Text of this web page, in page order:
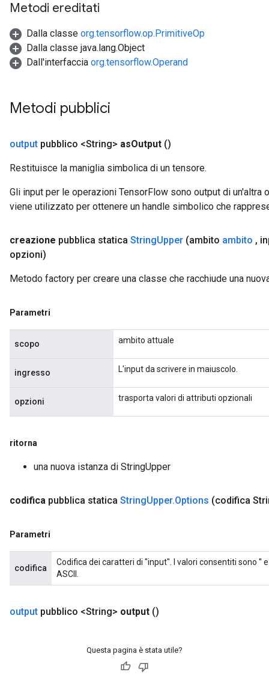
Metodi ereditati
Dalla classe org.tensorflow.op.PrimitiveOp
Dalla classe java.lang.Object
Dall'interfaccia org.tensorflow.Operand
Metodi pubblici
output pubblico <String> asOutput ()
Restituisce la maniglia simbolica di un tensore.
Gli input per le operazioni TensorFlow sono output di un'altra
viene utilizzato per ottenere un handle simbolico che
creazione pubblica statica StringUpper (ambito ambito ,
opzioni)
Metodo factory per creare una classe che racchiude una
Parametri
scopo ambito attuale
ingresso L'input da scrivere in maiuscolo.
opzioni trasporta valori di attributi opzionali
ritorna
una nuova istanza di StringUpper
codifica pubblica statica StringUpper.Options (codifica
Parametri
codifica
Codifica dei caratteri di "input". I valori consentiti sono ''
ASCII.
output pubblico <String> output ()
Questa pagina è stata utile?